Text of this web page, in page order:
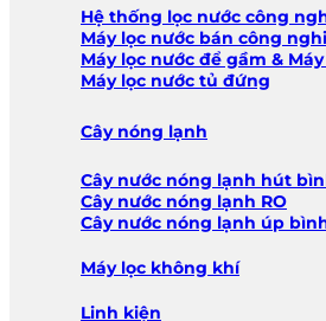
Hệ thống lọc nước công
Máy lọc nước bán công
Máy lọc nước để gầm &
Máy lọc nước tủ đứng
Cây nóng lạnh
Cây nước nóng lạnh hút
Cây nước nóng lạnh RO
Cây nước nóng lạnh úp
Máy lọc không khí
Linh kiện